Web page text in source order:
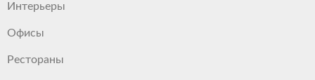
Интерьеры
Офисы
Рестораны